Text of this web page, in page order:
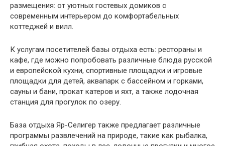
размещения: от уютных гостевых домиков с
современным интерьером до комфортабельных
коттеджей и вилл.
К услугам посетителей базы отдыха есть: рестораны и
кафе, где можно попробовать различные блюда русской
и европейской кухни, спортивные площадки и игровые
площадки для детей, аквапарк с бассейном и горками,
сауны и бани, прокат катеров и яхт, а также лодочная
станция для прогулок по озеру.
База отдыха Яр-Селигер также предлагает различные
программы развлечений на природе, такие как рыбалка,